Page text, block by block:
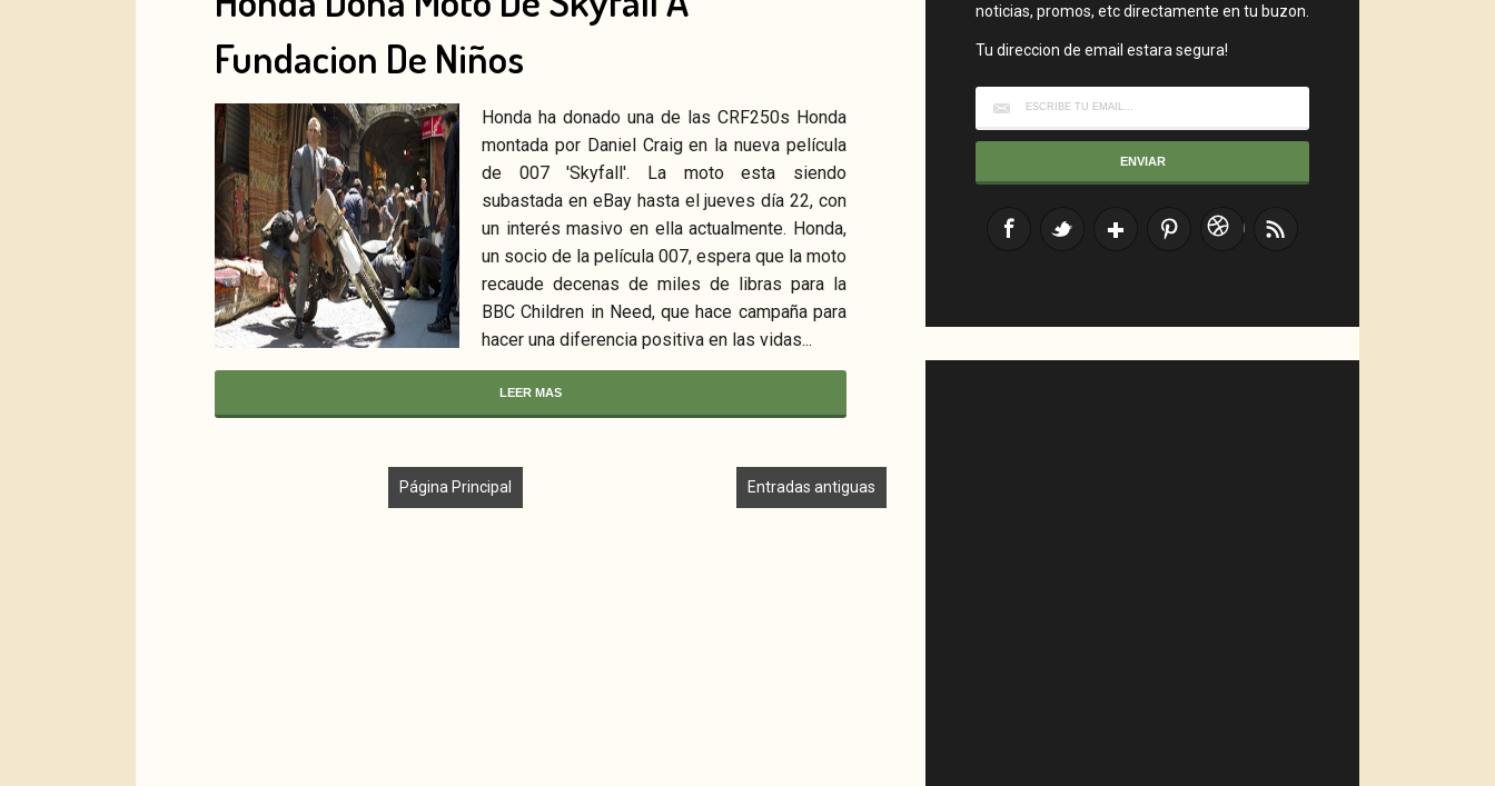
Fundacion De Niños
Honda ha donado una de las CRF250s Honda
montada por Daniel Craig en la nueva película
de 007 'Skyfall'. La moto esta siendo
subastada en eBay hasta el jueves día 22, con
un interés masivo en ella actualmente. Honda,
un socio de la película 007, espera que la moto
recaude decenas de miles de libras para la
BBC Children in Need, que hace campaña para
hacer una diferencia positiva en las vidas...
LEER MAS
Entradas antiguas
Página Principal
noticias, promos, etc directamente en tu buzon.
Tu direccion de email estara segura!
FacebookTwitterGoogle+PinterestInstagramRSS